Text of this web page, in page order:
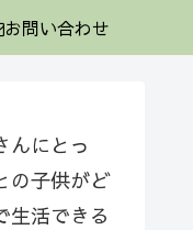
お問い合わせ
んにとっ
の子供がど
生活できる